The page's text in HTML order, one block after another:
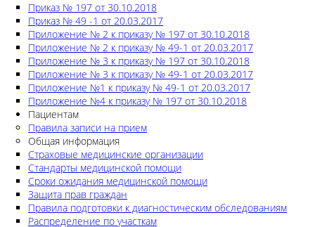
Приказ № 197 от 30.10.2018
Приказ № 49 -1 от 20.03.2017
Приложение № 2 к приказу № 197 от 30.10.2018
Приложение № 2 к приказу № 49-1 от 20.03.2017
Приложение № 3 к приказу № 197 от 30.10.2018
Приложение № 3 к приказу № 49-1 от 20.03.2017
Приложение №1 к приказу № 49-1 от 20.03.2017
Приложение №4 к приказу № 197 от 30.10.2018
Пациентам
Правила записи на прием
Общая информация
Страховые медицинские организации
Стандарты медицинской помощи
Сроки ожидания медицинской помощи
Защита прав граждан
Правила подготовки к диагностическим обследованиям
Распределение по участкам